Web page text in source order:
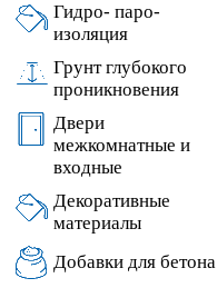
Гидро- паро-
изоляция
Грунт глубокого
проникновения
Двери
межкомнатные и
входные
Декоративные
материалы
Добавки для бетона